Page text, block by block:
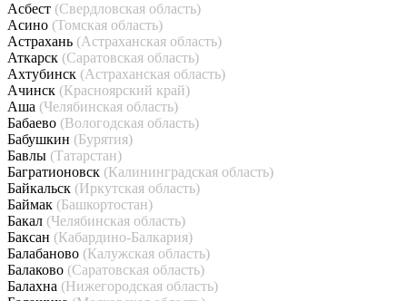
Асбест (Свердловская область)
Асино (Томская область)
Астрахань (Астраханская область)
Аткарск (Саратовская область)
Ахтубинск (Астраханская область)
Ачинск (Красноярский край)
Аша (Челябинская область)
Бабаево (Вологодская область)
Бабушкин (Бурятия)
Бавлы (Татарстан)
Багратионовск (Калининградская область)
Байкальск (Иркутская область)
Баймак (Башкортостан)
Бакал (Челябинская область)
Баксан (Кабардино-Балкария)
Балабаново (Калужская область)
Балаково (Саратовская область)
Балахна (Нижегородская область)